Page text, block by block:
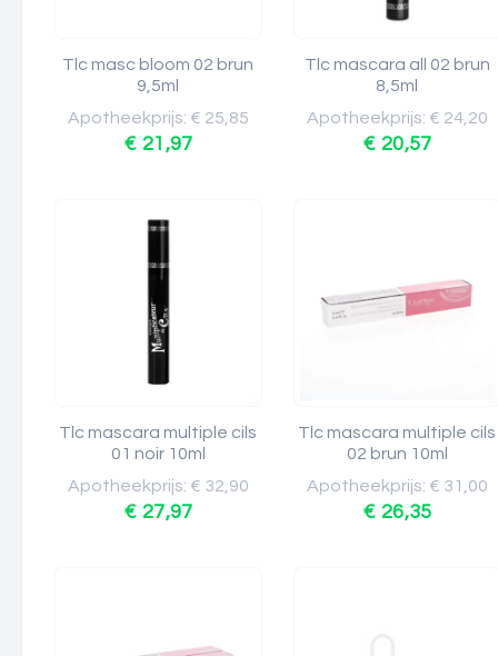
Tlc masc bloom 02 brun
9,5ml
Apotheekprijs: € 25,85
€ 21,97
Tlc mascara all 02 brun
8,5ml
Apotheekprijs: € 24,20
€ 20,57
Tlc mascara multiple cils
01 noir 10ml
Apotheekprijs: € 32,90
€ 27,97
Tlc mascara multiple cils
02 brun 10ml
Apotheekprijs: € 31,00
€ 26,35